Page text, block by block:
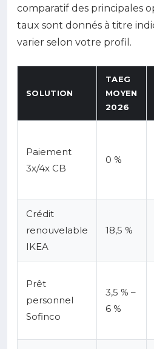
comparatif des principales
taux sont donnés à titre
varier selon votre profil.
SOLUTION
TAEG
MOYEN
2026
Paiement
3x/4x CB
0 %
Crédit
renouvelable
IKEA
18,5 %
Prêt
personnel
Sofinco
3,5 % –
6 %